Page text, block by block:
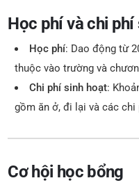
Học phí và chi phí
Học phí: Dao động từ
thuộc vào trường và
Chi phí sinh hoạt:
gồm ăn ở, đi lại và các chi
Cơ hội học bổng